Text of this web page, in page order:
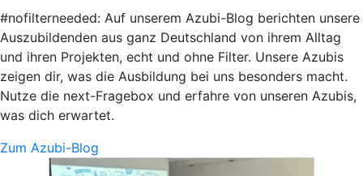
#nofilterneeded: Auf unserem Azubi-Blog berichten unsere
Auszubildenden aus ganz Deutschland von ihrem Alltag
und ihren Projekten, echt und ohne Filter. Unsere Azubis
zeigen dir, was die Ausbildung bei uns besonders macht.
Nutze die next-Fragebox und erfahre von unseren Azubis,
was dich erwartet.
Zum Azubi-Blog